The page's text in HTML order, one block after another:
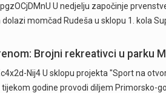
U nedjelju započinje
momčad Rudeša u sklopu 1. kola
Brojni rekreativci u parku
Nij4 U sklopu projekta "Sport na
godine provodi diljem Primorsko-